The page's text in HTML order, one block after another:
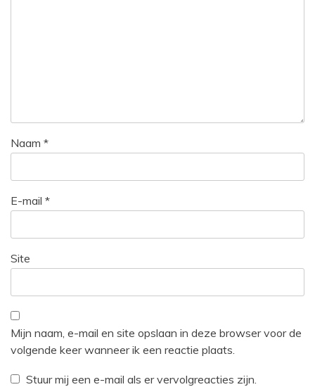
Naam *
E-mail *
Site
Mijn naam, e-mail en site opslaan in deze browser voor de
volgende keer wanneer ik een reactie plaats.
Stuur mij een e-mail als er vervolgreacties zijn.